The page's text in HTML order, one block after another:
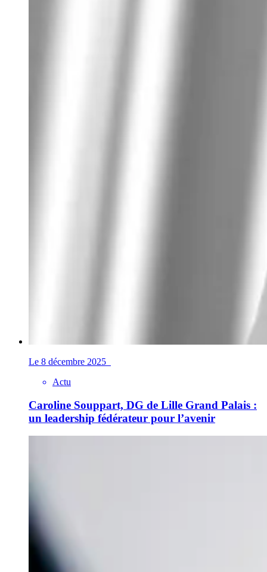
Le 8 décembre 2025
Actu
Caroline Souppart, DG de Lille Grand Palais :
un leadership fédérateur pour l’avenir